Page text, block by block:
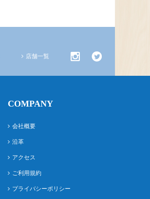
店舗一覧
COMPANY
会社概要
沿革
アクセス
ご利用規約
プライバシーポリシー